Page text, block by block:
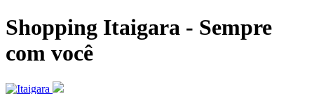
Shopping Itaigara - Sempre
com você